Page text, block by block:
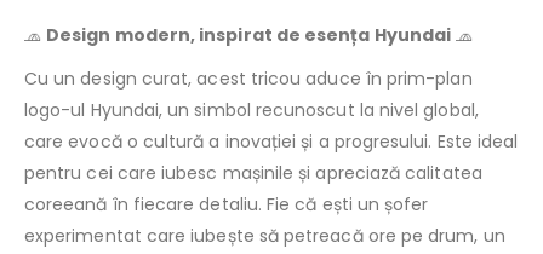
🧢 Design modern, inspirat de esența Hyundai 🧢
Cu un design curat, acest tricou aduce în prim-plan
logo-ul Hyundai, un simbol recunoscut la nivel global,
care evocă o cultură a inovației și a progresului. Este ideal
pentru cei care iubesc mașinile și apreciază calitatea
coreeană în fiecare detaliu. Fie că ești un șofer
experimentat care iubește să petreacă ore pe drum, un